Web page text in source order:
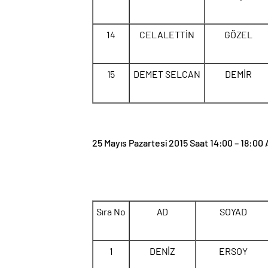
14 CELALETTİN GÖZEL
15 DEMET SELCAN DEMİR
25 Mayıs Pazartesi 2015 Saat 14:00 – 18:00
Sıra No AD SOYAD
1 DENİZ ERSOY